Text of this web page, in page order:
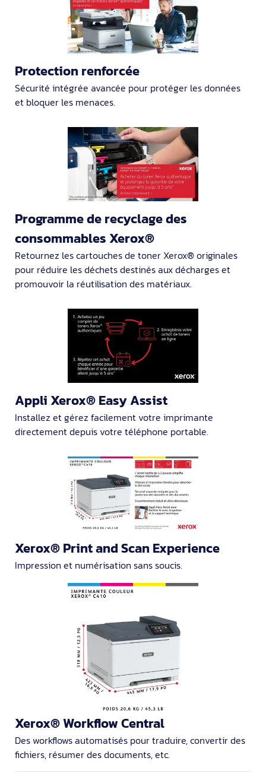
Protection renforcée
Sécurité intégrée avancée pour protéger les données
et bloquer les menaces.
Programme de recyclage des
consommables Xerox®
Retournez les cartouches de toner Xerox® originales
pour réduire les déchets destinés aux décharges et
promouvoir la réutilisation des matériaux.
Appli Xerox® Easy Assist
Installez et gérez facilement votre imprimante
directement depuis votre téléphone portable.
Xerox® Print and Scan Experience
Impression et numérisation sans soucis.
Xerox® Workflow Central
Des workflows automatisés pour traduire, convertir des
fichiers, résumer des documents, etc.